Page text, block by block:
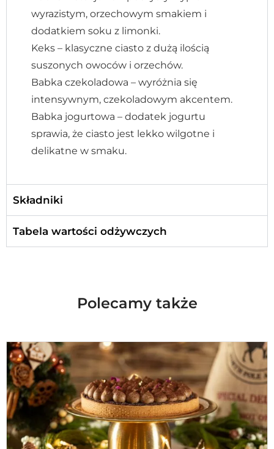
wyrazistym, orzechowym smakiem i
dodatkiem soku z limonki.
Keks – klasyczne ciasto z dużą ilością
suszonych owoców i orzechów.
Babka czekoladowa – wyróżnia się
intensywnym, czekoladowym akcentem.
Babka jogurtowa – dodatek jogurtu
sprawia, że ciasto jest lekko wilgotne i
delikatne w smaku.
Składniki
Tabela wartości odżywczych
Polecamy także